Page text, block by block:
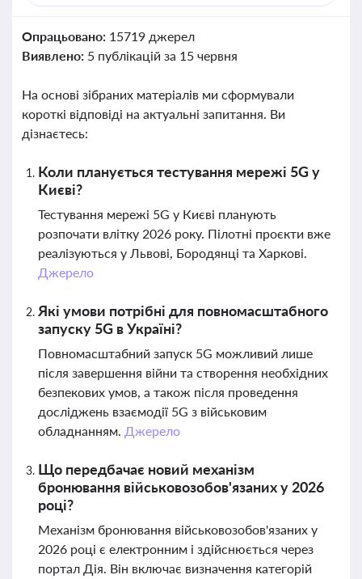
Опрацьовано: 15719 джерел
Виявлено: 5 публікацій за 15 червня
На основі зібраних матеріалів ми сформували
короткі відповіді на актуальні запитання. Ви
дізнаєтесь:
Коли планується тестування мережі 5G у
Києві?
Тестування мережі 5G у Києві планують
розпочати влітку 2026 року. Пілотні проєкти вже
реалізуються у Львові, Бородянці та Харкові.
Джерело
Які умови потрібні для повномасштабного
запуску 5G в Україні?
Повномасштабний запуск 5G можливий лише
після завершення війни та створення необхідних
безпекових умов, а також після проведення
досліджень взаємодії 5G з військовим
обладнанням. Джерело
Що передбачає новий механізм
бронювання військовозобов'язаних у 2026
році?
Механізм бронювання військовозобов'язаних у
2026 році є електронним і здійснюється через
портал Дія. Він включає визначення категорій